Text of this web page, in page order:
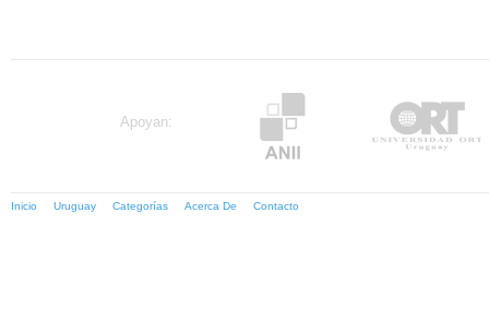
Apoyan:
Inicio Uruguay Categorías Acerca De Contacto